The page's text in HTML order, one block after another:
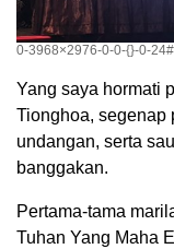
0-3968×2976-0-0-{}-0-24#
Yang saya hormati
Tionghoa, segenap
undangan, serta
banggakan.
Pertama-tama
Tuhan Yang Maha